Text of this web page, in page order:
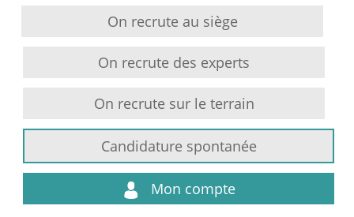
On recrute au siège
On recrute des experts
On recrute sur le terrain
Candidature spontanée
Mon compte